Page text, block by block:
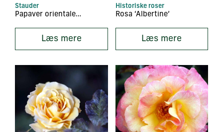
Stauder
Papaver orientale ‘Pattys Plum’
Læs mere
Historiske roser
Rosa ‘Albertine’
Læs mere